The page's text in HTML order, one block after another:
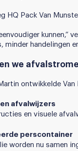
HQ Pack Van
kunnen,”
minder handelingen
we
ontwikkelde
afvalwijzers
en visuele
perscontainer
worden nu samen